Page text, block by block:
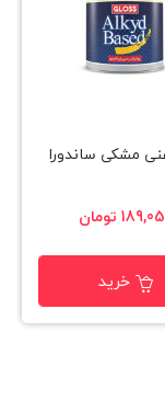
مشکی ساندورا
تومان
خرید